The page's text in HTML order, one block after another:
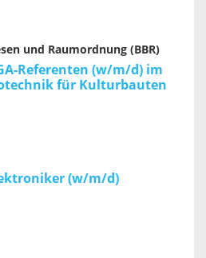
und Raumordnung (BBR)
Referenten (w/m/d) im
für Kultur­bauten
(w/m/d)